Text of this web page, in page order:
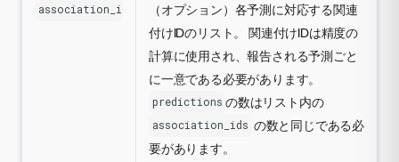
association_ids
（オプション）各予測に対応する関連
付けIDのリスト。 関連付けIDは精度の
計算に使用され、報告される予測ごと
に一意である必要があります。
predictions の数はリスト内の
association_ids の数と同じである必
要があります。